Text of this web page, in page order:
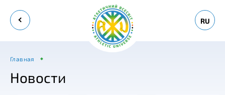
RU
Главная
Новости